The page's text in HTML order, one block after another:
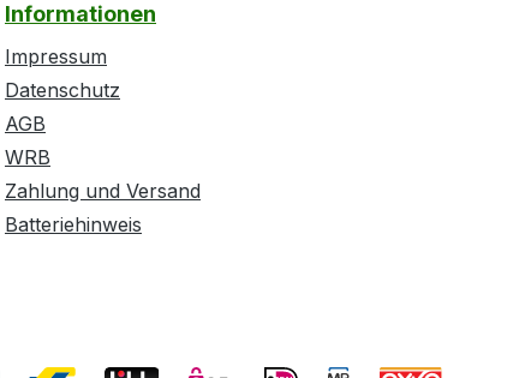
Informationen
Impressum
Datenschutz
AGB
WRB
Zahlung und Versand
Batteriehinweis